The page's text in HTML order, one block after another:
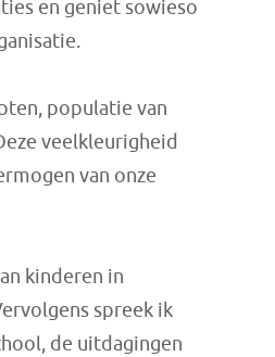
en geniet sowieso
populatie van
veelkleurigheid
van onze
kinderen in
spreek ik
de uitdagingen